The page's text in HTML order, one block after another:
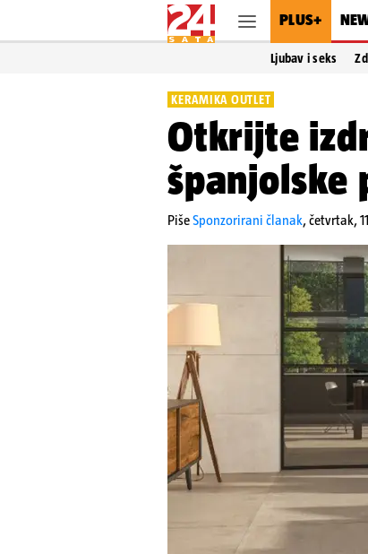
PLUS+
Ljubav i seks
KERAMIKA OUTLET
Otkrijte
španjolske
PišeSponzorirani članak,četvrtak,